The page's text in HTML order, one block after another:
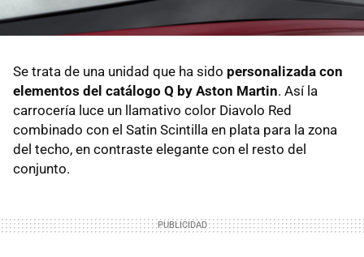
Se trata de una unidad que ha sido personalizada con
elementos del catálogo Q by Aston Martin. Así la
carrocería luce un llamativo color Diavolo Red
combinado con el Satin Scintilla en plata para la zona
del techo, en contraste elegante con el resto del
conjunto.